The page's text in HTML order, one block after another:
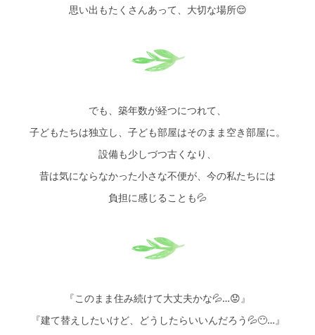
モデルハウス 検索・見学予約
ション
キャンペーン・コラボ情報
お問い合わせ
思い出もたくさんあって、大切な場所😌
でも、築年数が経つにつれて、
子どもたちは独立し、子ども部屋はそのまま空き部屋に。
設備も少しづつ古くなり、
昔は気にならなかった小さな不便が、今の私たちには
負担に感じることも💦
『このまま住み続けて大丈夫かな💦…😟』
『建て替えしたいけど、どうしたらいいんだろう💦😶…』